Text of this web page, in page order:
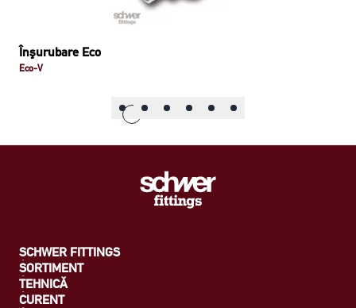
Înşurubare Eco
Eco-V
SCHWER FITTINGS
SORTIMENT
TEHNICĂ
CURENT